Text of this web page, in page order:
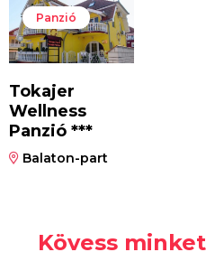
Panzió
Tokajer
Wellness
Panzió ***
Balaton-part
Kövess